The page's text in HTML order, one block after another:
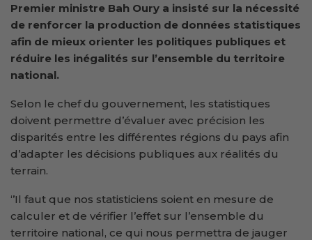
Premier ministre Bah Oury a insisté sur la nécessité
de renforcer la production de données statistiques
afin de mieux orienter les politiques publiques et
réduire les inégalités sur l’ensemble du territoire
national.
Selon le chef du gouvernement, les statistiques
doivent permettre d’évaluer avec précision les
disparités entre les différentes régions du pays afin
d’adapter les décisions publiques aux réalités du
terrain.
‘’Il faut que nos statisticiens soient en mesure de
calculer et de vérifier l’effet sur l’ensemble du
territoire national, ce qui nous permettra de jauger